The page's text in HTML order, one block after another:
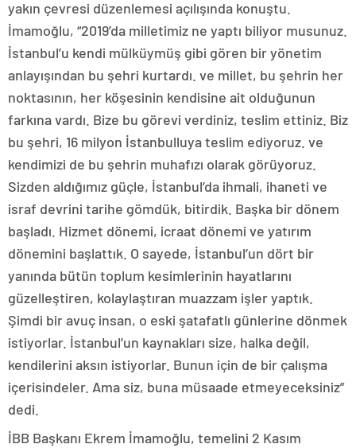
yakın çevresi düzenlemesi açılışında konuştu.
İmamoğlu, “2019’da milletimiz ne yaptı biliyor musunuz.
İstanbul’u kendi mülküymüş gibi gören bir yönetim
anlayışından bu şehri kurtardı. ve millet, bu şehrin her
noktasının, her köşesinin kendisine ait olduğunun
farkına vardı. Bize bu görevi verdiniz, teslim ettiniz. Biz
bu şehri, 16 milyon İstanbulluya teslim ediyoruz. ve
kendimizi de bu şehrin muhafızı olarak görüyoruz.
Sizden aldığımız güçle, İstanbul’da ihmali, ihaneti ve
israf devrini tarihe gömdük, bitirdik. Başka bir dönem
başladı. Hizmet dönemi, icraat dönemi ve yatırım
dönemini başlattık. O sayede, İstanbul’un dört bir
yanında bütün toplum kesimlerinin hayatlarını
güzelleştiren, kolaylaştıran muazzam işler yaptık.
Şimdi bir avuç insan, o eski şatafatlı günlerine dönmek
istiyorlar. İstanbul’un kaynakları size, halka değil,
kendilerini aksın istiyorlar. Bunun için de bir çalışma
içerisindeler. Ama siz, buna müsaade etmeyeceksiniz”
dedi.
İBB Başkanı Ekrem İmamoğlu, temelini 2 Kasım